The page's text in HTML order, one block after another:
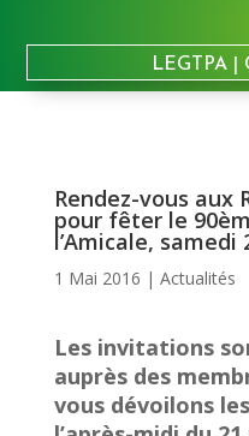
LEGTPA|
Rendez-vous aux
pour fêter le
l’Amicale, samedi
1 Mai 2016 | Actualités
Les invitations
auprès des
vous dévoilons